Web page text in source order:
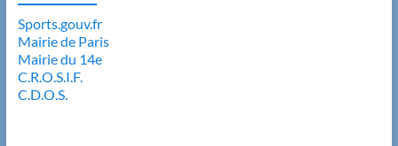
Sports.gouv.fr
Mairie de Paris
Mairie du 14e
C.R.O.S.I.F.
C.D.O.S.